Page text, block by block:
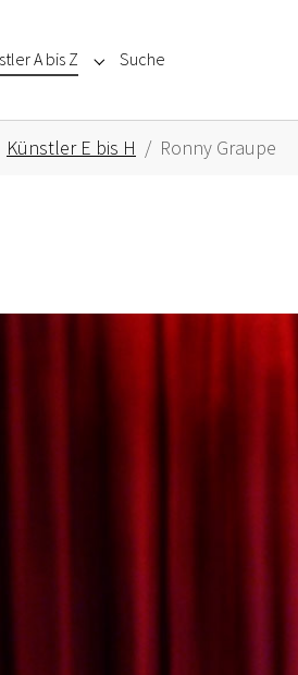
for "Portfolio"
A bis Z Submenu for "Künstler A bis Z"
Suche
Künstler E bis H Ronny Graupe